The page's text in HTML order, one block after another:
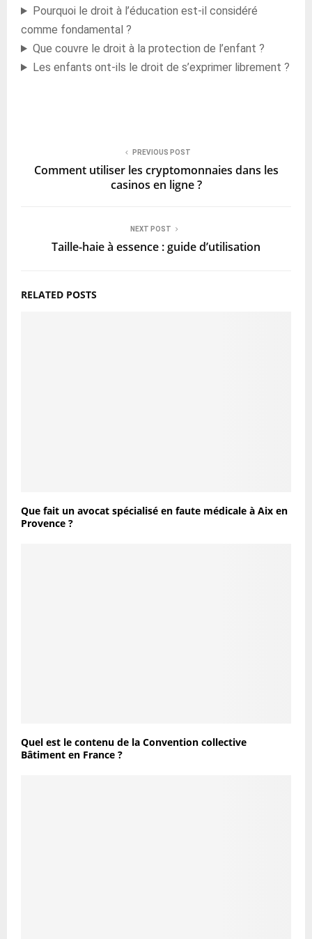
Pourquoi le droit à l’éducation est-il considéré
comme fondamental ?
Que couvre le droit à la protection de l’enfant ?
Les enfants ont-ils le droit de s’exprimer librement ?
PREVIOUS POST
Comment utiliser les cryptomonnaies dans les
casinos en ligne ?
NEXT POST
Taille-haie à essence : guide d’utilisation
RELATED POSTS
Que fait un avocat spécialisé en faute médicale à Aix en
Provence ?
Quel est le contenu de la Convention collective
Bâtiment en France ?